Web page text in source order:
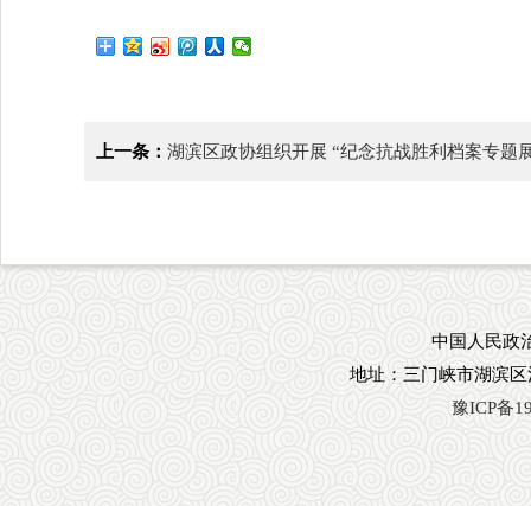
上一条： 湖滨区政协组织开展 “纪念抗战胜利档案专题
中国人民政
地址：三门峡市湖滨
豫ICP备